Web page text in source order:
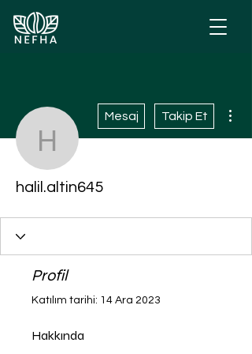
halil.altin645
Mesaj Takip Et
halil.altin645
Profil
Katılım tarihi: 14 Ara 2023
Hakkında